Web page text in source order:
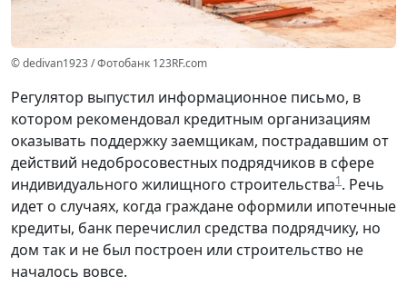
© dedivan1923 / Фотобанк 123RF.com
Регулятор выпустил информационное письмо, в
котором рекомендовал кредитным организациям
оказывать поддержку заемщикам, пострадавшим от
действий недобросовестных подрядчиков в сфере
индивидуального жилищного строительства1. Речь
идет о случаях, когда граждане оформили ипотечные
кредиты, банк перечислил средства подрядчику, но
дом так и не был построен или строительство не
началось вовсе.